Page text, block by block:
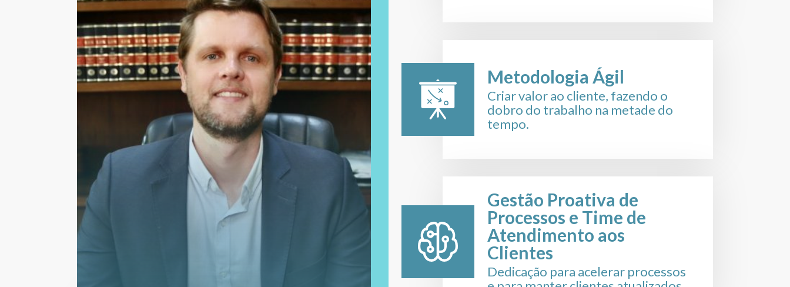
Outra ação da Garrastazu é identificar os
bens e direitos bloqueados pelo
arrolamento ou cautelar fiscal, buscando
alternativas para evitar prejuízos financeiros
e patrimoniais ao contribuinte. Em alguns
casos, é possível negociar a liberação de
parte dos bens bloqueados, para garantir a
continuidade das atividades empresariais.
A Garrastazu também atua na defesa dos
contribuintes em processos administrativos
e judiciais, buscando a
revisão de valores
cobrados indevidamentee a correção de
erros e equívocos da Receita Federal. A
equipe de advogados possui conhecimento
Metodologia Ágil
Criar valor ao cliente, fazendo o
dobro do trabalho na metade do
tempo.
Gestão Proativa de
Processos e Time de
Atendimento aos
Clientes
Dedicação para acelerar processos